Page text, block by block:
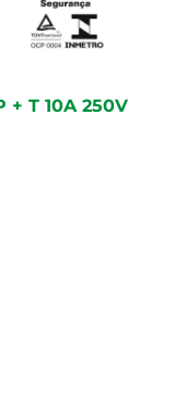
+ T 10A 250V